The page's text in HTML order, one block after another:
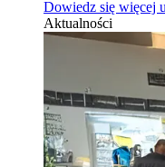
Dowiedz się więcej
Aktualności